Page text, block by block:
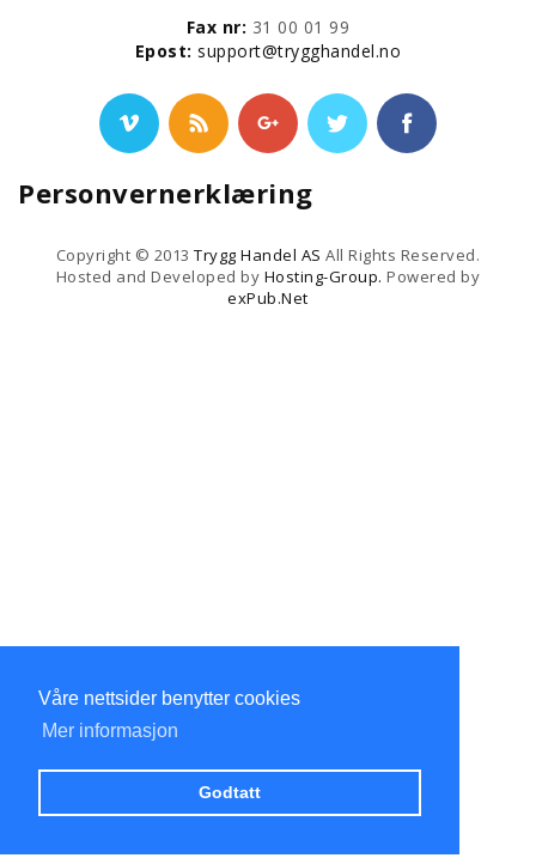
Våre nettsider benytter cookies
Mer informasjon
Godtatt
Fax nr: 31 00 01 99
​Epost:support@trygghandel.no
Personvernerklæring
Copyright © 2013Trygg Handel AS All Rights Reserved.
Hosted and Developed by Hosting-Group.Powered by
exPub.Net